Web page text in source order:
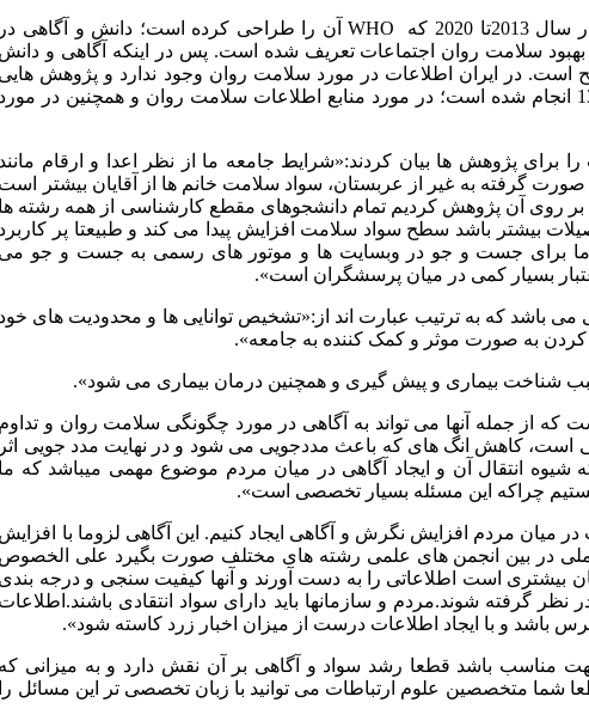
دکتر رسولیان بیان کردند:«در برنامه عملیاتی سلامت روان در سال 2013تا 2020 که WHO آن را طراحی کرده است؛ دانش و آگاهی در
سلامت روان اجتماعات تعریف شده است. پس در اینکه آگاهی و دانش
در ایران اطلاعات در مورد سلامت روان وجود ندارد و پژوهش هایی
محدودی صورت گرفته است آخرین پژوهشی که در سال 1399 انجام شده است؛ در مورد منابع اطلاعات سلامت روان و همچنین در مورد
پژوهش ها بیان کردند:«شرایط جامعه ما از نظر اعدا و ارقام مانند
گرفته به غیر از عربستان، سواد سلامت خانم ها از آقایان بیشتر است
روی آن پژوهش کردیم تمام دانشجوهای مقطع کارشناسی از همه رشته ها
بیشتر باشد سطح سواد سلامت افزایش پیدا می کند و طبیعتا پر کاربرد
اما برای جست و جو در وبسایت ها و موتور های رسمی به جست و جو می
بسیار کمی در میان پرسشگران است».
باشد که به ترتیب عبارت اند از:«تشخیص توانایی ها و محدودیت های خود
به صورت موثر و کمک کننده به جامعه».
شناخت بیماری و پیش گیری و همچنین درمان بیماری می شود».
که از جمله آنها می تواند به آگاهی در مورد چگونگی سلامت روان و تداوم
است، کاهش انگ های که باعث مددجویی می شود و در نهایت مدد جویی اثر
انتقال آن و ایجاد آگاهی در میان مردم موضوع مهمی می­باشد که ما
هستیم چراکه این مسئله بسیار تخصصی است».
میان مردم افزایش نگرش و آگاهی ایجاد کنیم. این آگاهی لزوما با افزایش
تعاملی در بین انجمن های علمی رشته های مختلف صورت بگیرد علی الخصوص
بیشتری است اطلاعاتی را به دست آورند و آنها کیفیت سنجی و درجه بندی
گرفته شوند.مردم و سازمانها باید دارای سواد انتقادی باشند.اطلاعات
و با ایجاد اطلاعات درست از میزان اخبار زرد کاسته شود».
مناسب باشد قطعا رشد سواد و آگاهی بر آن نقش دارد و به میزانی که
شما متخصصین علوم ارتباطات می توانید با زبان تخصصی تر این مسائل را